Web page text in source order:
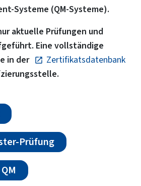
Systeme (QM-Systeme).
aktuelle Prüfungen und
Eine vollständige
in der
Zertifikatsdatenbank
Prüfung